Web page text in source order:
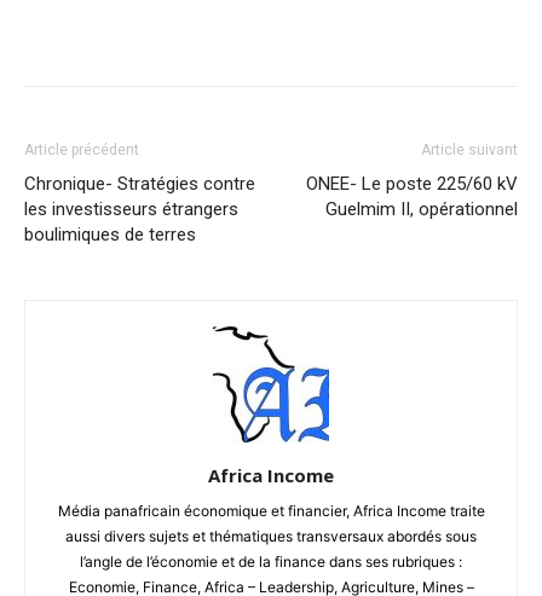
Article précédent
Chronique- Stratégies contre
les investisseurs étrangers
boulimiques de terres
Article suivant
ONEE- Le poste 225/60 kV
Guelmim II, opérationnel
Africa Income
Média panafricain économique et financier, Africa Income traite
aussi divers sujets et thématiques transversaux abordés sous
l’angle de l’économie et de la finance dans ses rubriques :
Economie, Finance, Africa – Leadership, Agriculture, Mines –